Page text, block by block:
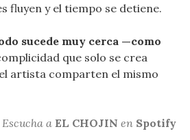
fluyen y el tiempo se detiene.
sucede muy cerca —como
que solo se crea
artista comparten el mismo
Escucha a EL CHOJIN en Spotify